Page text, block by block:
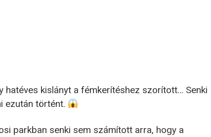
hatéves kislányt a fémkerítéshez szorított… Senki
ezután történt.
parkban senki sem számított arra, hogy a